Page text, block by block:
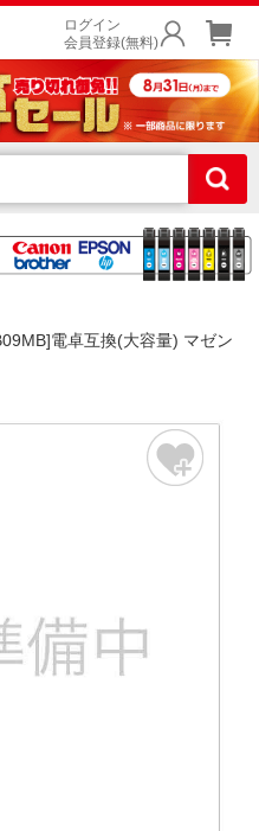
ログイン
会員登録(無料)
電卓互換(大容量) マゼン